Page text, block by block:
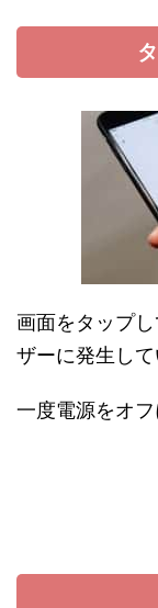
画面をタップ
ザーに発生して
一度電源をオ